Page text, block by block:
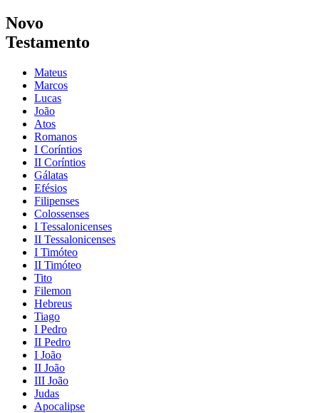
Novo
Testamento
Mateus
Marcos
Lucas
João
Atos
Romanos
I Coríntios
II Coríntios
Gálatas
Efésios
Filipenses
Colossenses
I Tessalonicenses
II Tessalonicenses
I Timóteo
II Timóteo
Tito
Filemon
Hebreus
Tiago
I Pedro
II Pedro
I João
II João
III João
Judas
Apocalipse